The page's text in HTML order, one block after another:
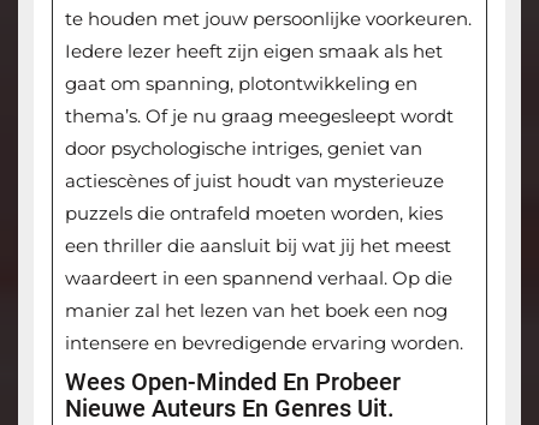
te houden met jouw persoonlijke voorkeuren.
Iedere lezer heeft zijn eigen smaak als het
gaat om spanning, plotontwikkeling en
thema’s. Of je nu graag meegesleept wordt
door psychologische intriges, geniet van
actiescènes of juist houdt van mysterieuze
puzzels die ontrafeld moeten worden, kies
een thriller die aansluit bij wat jij het meest
waardeert in een spannend verhaal. Op die
manier zal het lezen van het boek een nog
intensere en bevredigende ervaring worden.
Wees Open-Minded En Probeer
Nieuwe Auteurs En Genres Uit.